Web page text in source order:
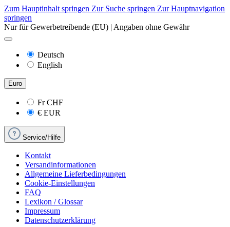
Zum Hauptinhalt springen Zur Suche springen Zur Hauptnavigation
springen
Nur für Gewerbetreibende (EU) | Angaben ohne Gewähr
Deutsch
English
Euro
FrCHF
€ EUR
Service/Hilfe
Kontakt
Versandinformationen
Allgemeine Lieferbedingungen
Cookie-Einstellungen
FAQ
Lexikon / Glossar
Impressum
Datenschutzerklärung